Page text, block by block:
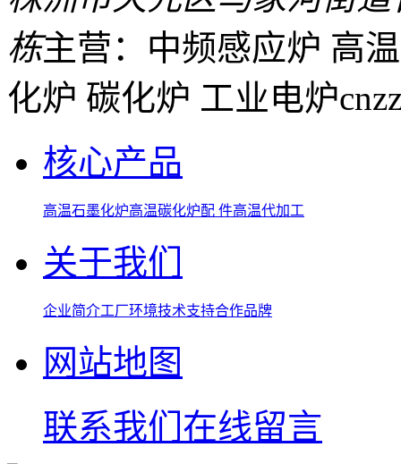
栋主营：中频感应炉 高
化炉 碳化炉 工业电炉
核心产品
高温石墨化炉高温碳化炉配 件高温代加工
关于我们
企业简介工厂环境技术支持合作品牌
网站地图
联系我们 在线留言